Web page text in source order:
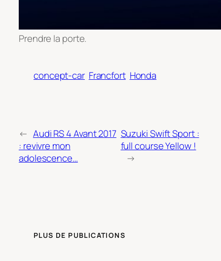
Prendre la porte.
concept-car Francfort Honda
← Audi RS 4 Avant 2017
: revivre mon
adolescence…
Suzuki Swift Sport :
full course Yellow !
→
PLUS DE PUBLICATIONS